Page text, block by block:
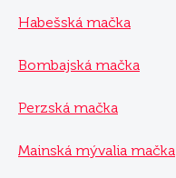
Habešská mačka
Bombajská mačka
Perzská mačka
Mainská mývalia mačka